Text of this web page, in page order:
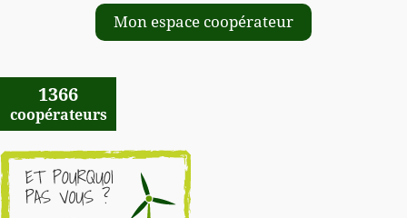
Mon espace coopérateur
1366
coopérateurs